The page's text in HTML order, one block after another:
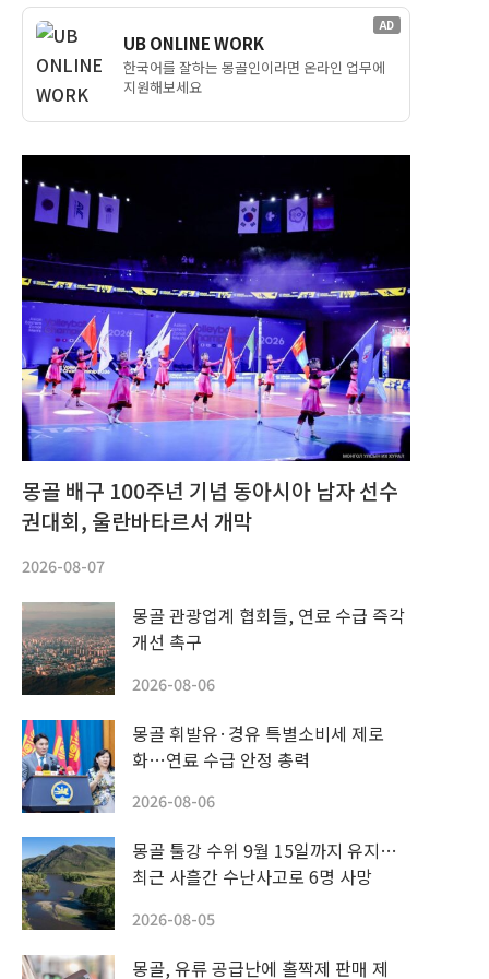
AD
UB ONLINE WORK
한국어를 잘하는 몽골인이라면 온라인 업무에
지원해보세요
몽골 배구 100주년 기념 동아시아 남자 선수
권대회, 울란바타르서 개막
2026-08-07
몽골 관광업계 협회들, 연료 수급 즉각
개선 촉구
2026-08-06
몽골 휘발유·경유 특별소비세 제로
화…연료 수급 안정 총력
2026-08-06
몽골 툴강 수위 9월 15일까지 유지…
최근 사흘간 수난사고로 6명 사망
2026-08-05
몽골, 유류 공급난에 홀짝제 판매 제